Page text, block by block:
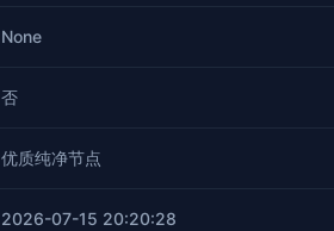
None
否
优质纯净节点
2026-07-15 20:20:28